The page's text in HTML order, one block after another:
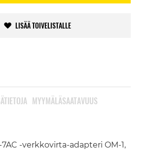
LISÄÄ TOIVELISTALLE
7AC -verkkovirta-adapteri OM-1,
MYYMÄLÄSAATAVUUS